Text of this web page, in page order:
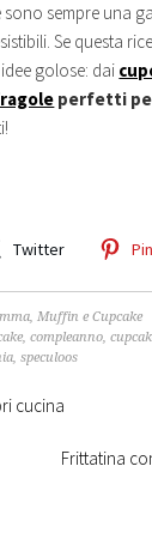
sempre una
Se questa
golose: dai
perfetti
Twitter
,Muffin e Cupcake
,compleanno,
,speculoos
cucina
Frittatina